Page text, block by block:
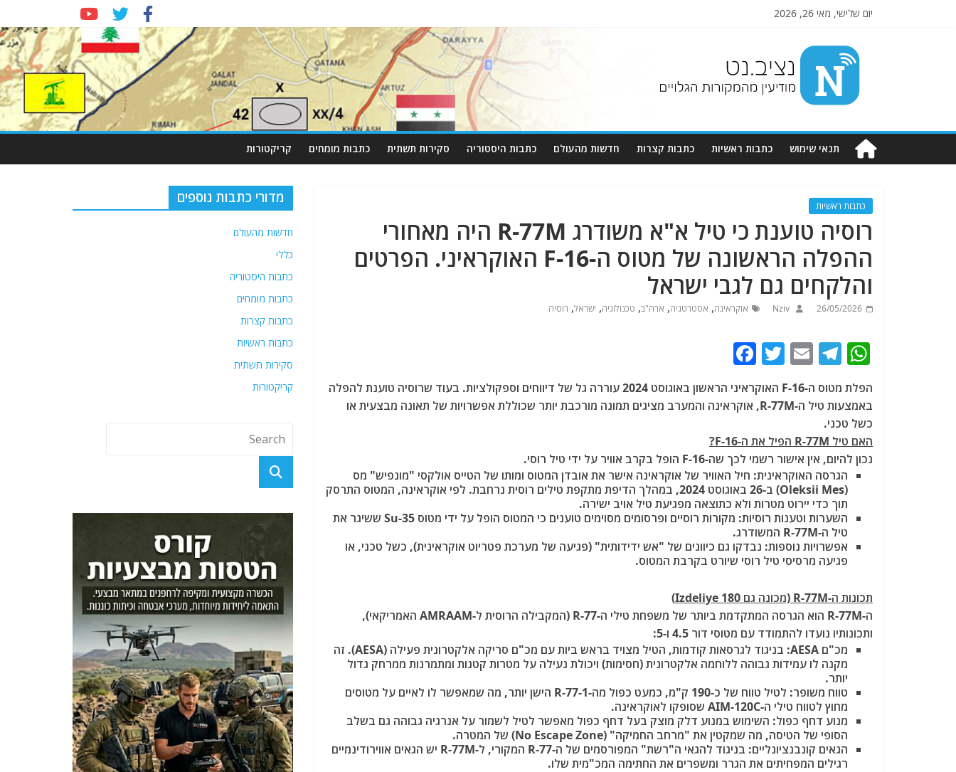
יום שלישי, מאי 26, 2026
Nziv.net
מודיעין
מהמקורות
תנאי שימוש כתבות ראשיות כתבות קצרות חדשות מהעולם כתבות היסטוריה סקירות תשתית כתבות מומחים קריקטורות
כתבות ראשיות
רוסיה טוענת כי טיל א"א משודרג R-77M היה מאחורי
ההפלה הראשונה של מטוס ה-F-16 האוקראיני. הפרטים
והלקחים גם לגבי ישראל
26/05/2026
Nziv אוקראינה, אסטרטגיה, ארה"ב, טכנולוגיה, ישראל, רוסיה
W
at
s
A
p
p
T
el
e
ra
m
E
m
ai
T
itt
er
c
b
o
o
k
הפלת מטוס ה-F-16 האוקראיני הראשון באוגוסט 2024 עוררה גל של דיווחים וספקולציות. בעוד שרוסיה טוענת להפלה
באמצעות טיל ה-R-77M, אוקראינה והמערב מציגים תמונה מורכבת יותר שכוללת אפשרויות של תאונה מבצעית או
כשל טכני.
האם טיל R-77M הפיל את ה-F-16?
נכון להיום, אין אישור רשמי לכך שה-F-16 הופל בקרב אוויר על ידי טיל רוסי.
הגרסה האוקראינית: חיל האוויר של אוקראינה אישר את אובדן המטוס ומותו של הטייס אולקסי "מונפיש" מס
(Oleksii Mes) ב-26 באוגוסט 2024, במהלך הדיפת מתקפת טילים רוסית נרחבת. לפי אוקראינה, המטוס התרסק
תוך כדי יירוט מטרות ולא כתוצאה מפגיעת טיל אויב ישירה.
השערות וטענות רוסיות: מקורות רוסיים ופרסומים מסוימים טוענים כי המטוס הופל על ידי מטוס Su-35 ששיגר את
טיל ה-R-77M המשודרג.
אפשרויות נוספות: נבדקו גם כיוונים של "אש ידידותית" (פגיעה של מערכת פטריוט אוקראינית), כשל טכני, או
פגיעה מרסיסי טיל רוסי שיורט בקרבת המטוס.
תכונות ה-R-77M (מכונה גם Izdeliye 180)
ה-R-77M הוא הגרסה המתקדמת ביותר של משפחת טילי ה-R-77 (המקבילה הרוסית ל-AMRAAM האמריקאי),
ותכונותיו נועדו להתמודד עם מטוסי דור 4.5 ו-5:
מכ"ם AESA: בניגוד לגרסאות קודמות, הטיל מצויד בראש ביות עם מכ"ם סריקה אלקטרונית פעילה (AESA). זה
מקנה לו עמידות גבוהה ללוחמה אלקטרונית (חסימות) ויכולת נעילה על מטרות קטנות ומתמרנות ממרחק גדול
יותר.
טווח משופר: לטיל טווח של כ-190 ק"מ, כמעט כפול מה-R-77-1 הישן יותר, מה שמאפשר לו לאיים על מטוסים
מחוץ לטווח טילי ה-AIM-120C שסופקו לאוקראינה.
מנוע דחף כפול: השימוש במנוע דלק מוצק בעל דחף כפול מאפשר לטיל לשמור על אנרגיה גבוהה גם בשלב
הסופי של הטיסה, מה שמקטין את "מרחב החמיקה" (No Escape Zone) של המטרה.
הגאים קונבנציונליים: בניגוד להגאי ה"רשת" המפורסמים של ה-R-77 המקורי, ל-R-77M יש הגאים אווירודינמיים
רגילים המפחיתים את הגרר ומשפרים את החתימה המכ"מית שלו.
מדורי כתבות נוספים
חדשות מהעולם
כללי
כתבות היסטוריה
כתבות מומחים
כתבות קצרות
כתבות ראשיות
סקירות תשתית
קריקטורות